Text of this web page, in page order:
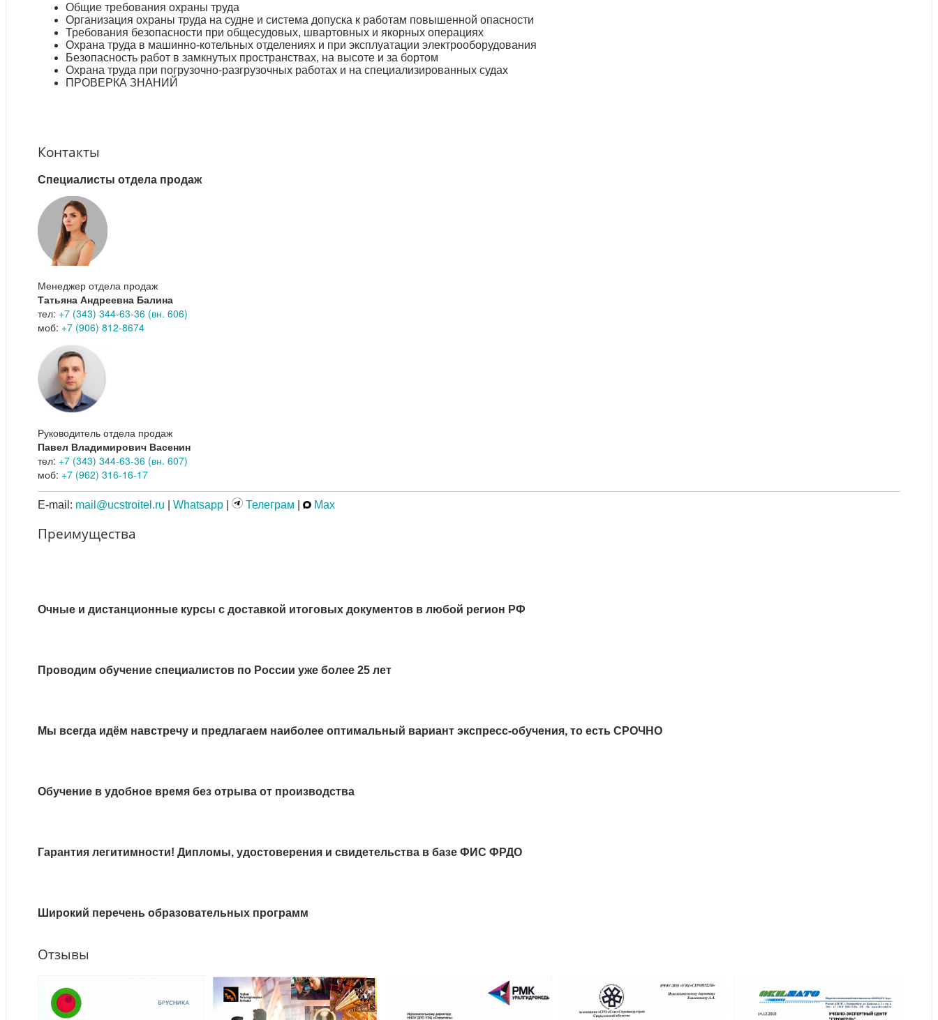
Общие требования охраны труда
Организация охраны труда на судне и система допуска к работам повышенной опасности
Требования безопасности при общесудовых, швартовных и якорных операциях
Охрана труда в машинно-котельных отделениях и при эксплуатации электрооборудования
Безопасность работ в замкнутых пространствах, на высоте и за бортом
Охрана труда при погрузочно-разгрузочных работах и на специализированных судах
ПРОВЕРКА ЗНАНИЙ
Контакты
Специалисты отдела продаж
Менеджер отдела продаж
Татьяна Андреевна Балина
тел: +7 (343) 344-63-36 (вн. 606)
моб: +7 (906) 812-8674
Руководитель отдела продаж
Павел Владимирович Васенин
тел: +7 (343) 344-63-36 (вн. 607)
моб: +7 (962) 316-16-17
E-mail: mail@ucstroitel.ru Whatsapp Телеграм Max
Преимущества
Очные и дистанционные курсы с доставкой итоговых документов в любой регион РФ
Проводим обучение специалистов по России уже более 25 лет
Мы всегда идём навстречу и предлагаем наиболее оптимальный вариант экспресс-обучения, то есть СРОЧНО
Обучение в удобное время без отрыва от производства
Гарантия легитимности! Дипломы, удостоверения и свидетельства в базе ФИС ФРДО
Широкий перечень образовательных программ
Отзывы